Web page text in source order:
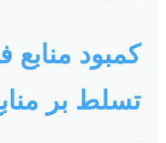
کمبود منابع
تسلط بر